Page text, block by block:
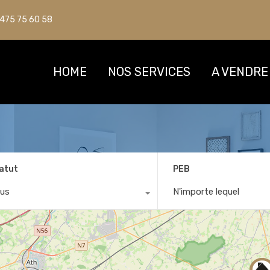
75 60 58
HOME NOS SERVICES A VENDRE
75 60 58
HOME NOS SERVICES A VENDRE
PEB
N'importe lequel